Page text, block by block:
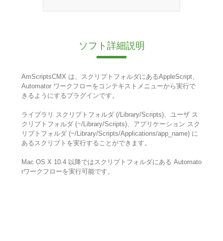
ソフト詳細説明
AmScriptsCMX は、スクリプトフォルダにあるAppleScript、
Automator ワークフローをコンテキストメニューから実行で
きるようにするプラグインです。
ライブラリ スクリプトフォルダ (/Library/Scripts)、ユーザ ス
クリプトフォルダ (~/Library/Scripts)、アプリケーション スク
リプトフォルダ (~/Library/Scripts/Applications/app_name) に
あるスクリプトを実行することができます。
Mac OS X 10.4 以降ではスクリプトフォルダにある Automato
rワークフローを実行可能です。